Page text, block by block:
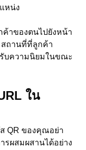
หน่ง
ค้าของตนไปยังหน้า
สถานที่ที่ลูกค้า
บความนิยมในขณะ
ใน
QR ของคุณอย่า
รผสมผสานได้อย่าง